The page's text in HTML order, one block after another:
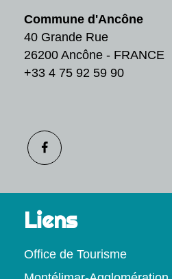
Commune d'Ancône
40 Grande Rue
26200 Ancône - FRANCE
+33 4 75 92 59 90
Liens
Office de Tourisme